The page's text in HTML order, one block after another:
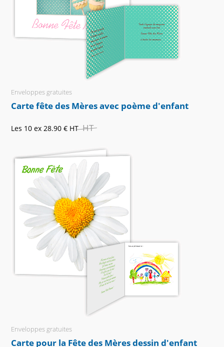
Enveloppes gratuites
Carte fête des Mères avec poème d'enfant
Les 10 ex 28.90 € HT HT
Enveloppes gratuites
Carte pour la Fête des Mères dessin d'enfant